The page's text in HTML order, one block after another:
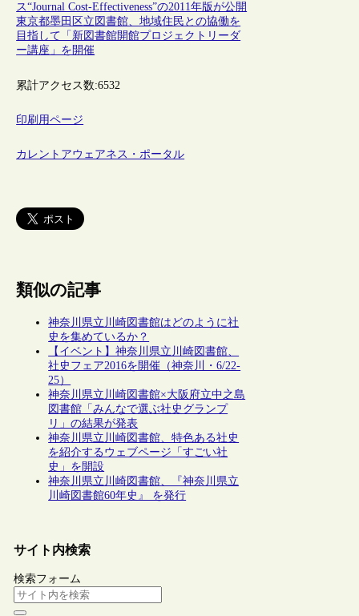
ス“Journal Cost-Effectiveness”の2011年版が公開
東京都墨田区立図書館、地域住民との協働を
目指して「新図書館開館プロジェクトリーダ
ー講座」を開催
累計アクセス数:6532
印刷用ページ
カレントアウェアネス・ポータル
類似の記事
神奈川県立川崎図書館はどのように社
史を集めているか？
【イベント】神奈川県立川崎図書館、
社史フェア2016を開催（神奈川・6/22-
25）
神奈川県立川崎図書館×大阪府立中之島
図書館「みんなで選ぶ社史グランプ
リ」の結果が発表
神奈川県立川崎図書館、特色ある社史
を紹介するウェブページ「すごい社
史」を開設
神奈川県立川崎図書館、『神奈川県立
川崎図書館60年史』 を発行
サイト内検索
検索フォーム